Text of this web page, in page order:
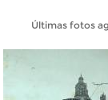
Últimas fotos